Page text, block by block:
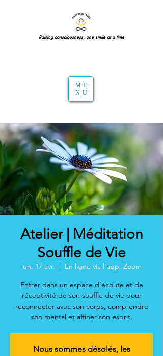
Raising consciousness, one smile at a time
ME
NU
Atelier | Méditation
Souffle de Vie
lun. 17 avr.
  |
En ligne via l'app. Zoom
Entrer dans un espace d’écoute et de
réceptivité de son souffle de vie pour
reconnecter avec son corps, comprendre
son mental et affiner son esprit.
Nous sommes désolés, les